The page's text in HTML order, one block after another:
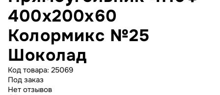
400x200x60
Колормикс №25
Шоколад
Код товара: 25069
Под заказ
Нет отзывов